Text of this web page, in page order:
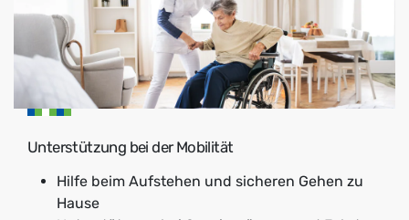
Unterstützung bei der Mobilität
Hilfe beim Aufstehen und sicheren Gehen zu
Hause